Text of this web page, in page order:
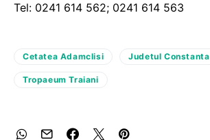
Tel: 0241 614 562; 0241 614 563
Cetatea Adamclisi Judetul Constanta
Tropaeum Traiani